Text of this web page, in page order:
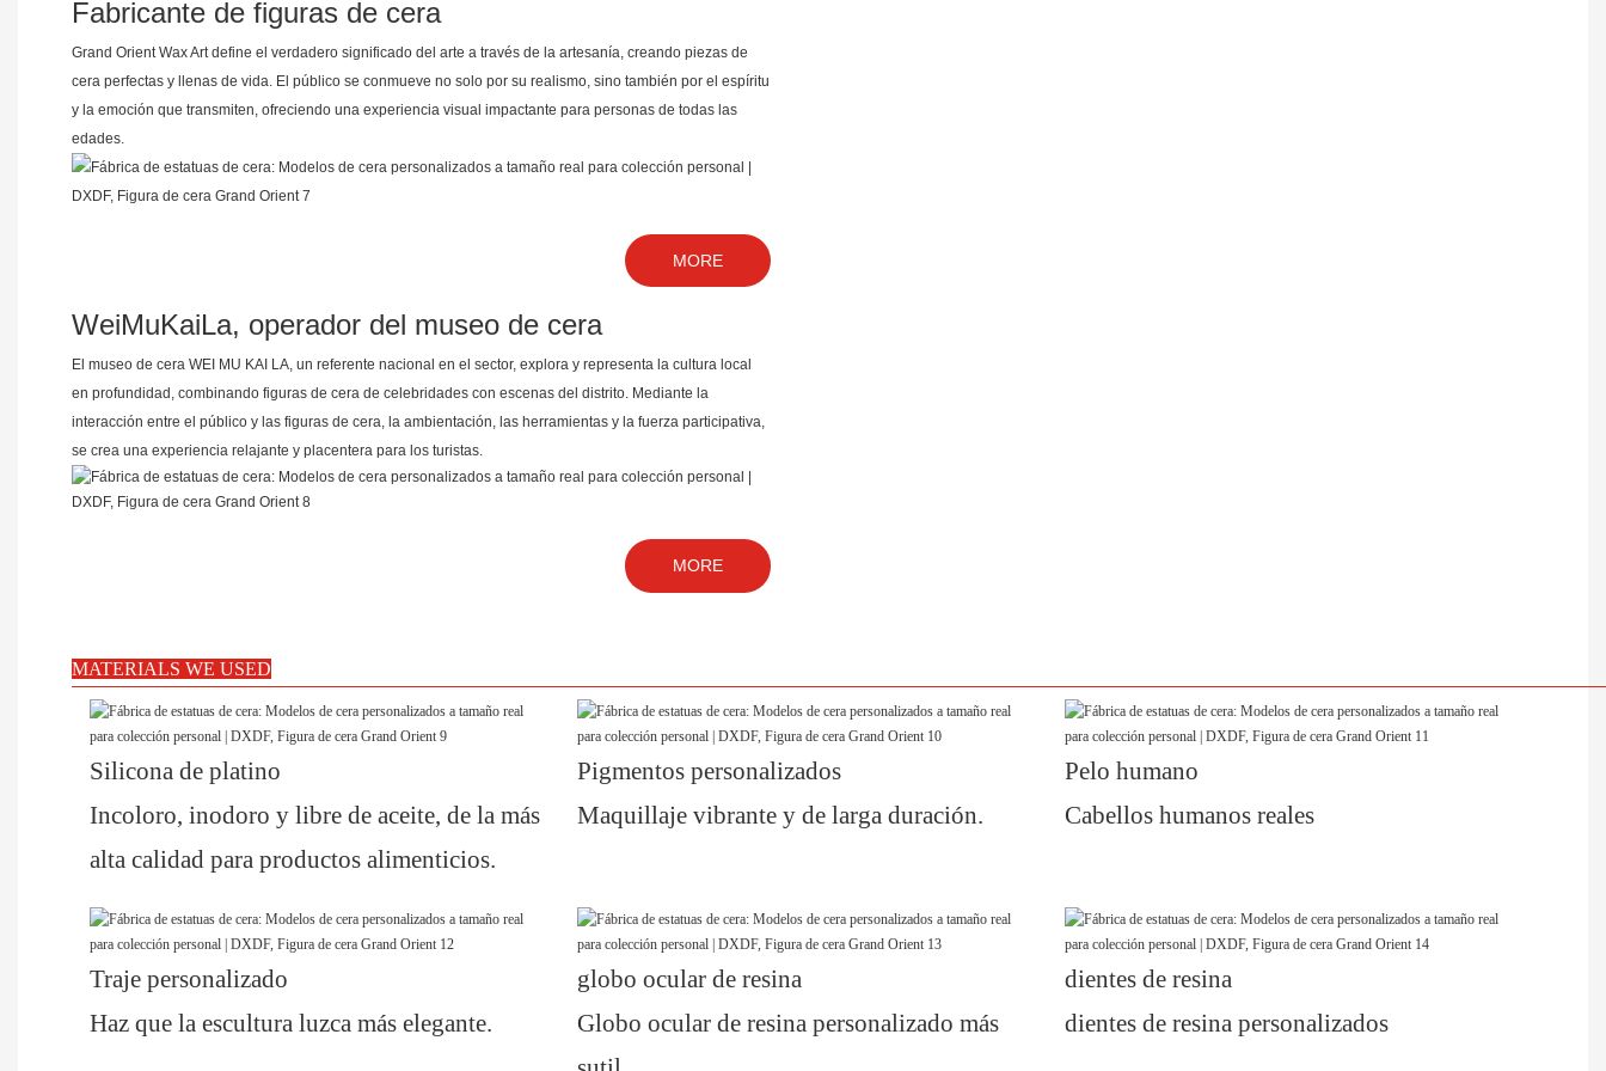
Fabricante de figuras de cera
Grand Orient Wax Art define el verdadero significado del arte a través de la artesanía, creando piezas de
cera perfectas y llenas de vida. El público se conmueve no solo por su realismo, sino también por el espíritu
y la emoción que transmiten, ofreciendo una experiencia visual impactante para personas de todas las
edades.
MORE
WeiMuKaiLa, operador del museo de cera
El museo de cera WEI MU KAI LA, un referente nacional en el sector, explora y representa la cultura local
en profundidad, combinando figuras de cera de celebridades con escenas del distrito. Mediante la
interacción entre el público y las figuras de cera, la ambientación, las herramientas y la fuerza participativa,
se crea una experiencia relajante y placentera para los turistas.
MORE
MATERIALS WE USED
Silicona de platino
Incoloro, inodoro y libre de aceite, de la más
alta calidad para productos alimenticios.
Pigmentos personalizados
Maquillaje vibrante y de larga duración.
Pelo humano
Cabellos humanos reales
Traje personalizado
Haz que la escultura luzca más elegante.
globo ocular de resina
Globo ocular de resina personalizado más
dientes de resina
dientes de resina personalizados